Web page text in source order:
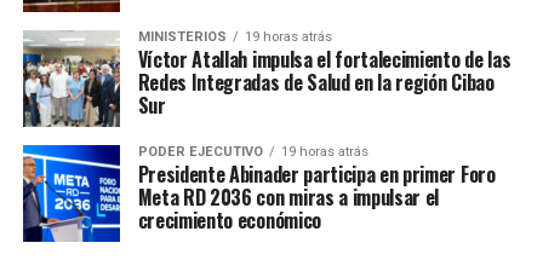
MINISTERIOS 19 horas atrás
Víctor Atallah impulsa el fortalecimiento de las
Redes Integradas de Salud en la región Cibao
Sur
PODER EJECUTIVO 19 horas atrás
Presidente Abinader participa en primer Foro
Meta RD 2036 con miras a impulsar el
crecimiento económico